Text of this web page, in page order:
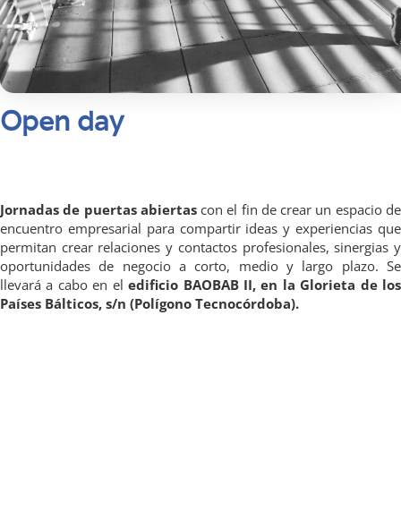
Open day
Jornadas de puertas abiertascon el fin de crear un espacio de
encuentro empresarial para compartir ideas y experiencias que
permitan crear relaciones y contactos profesionales, sinergias y
oportunidades de negocio a corto, medio y largo plazo. Se
llevará a cabo en eledificio BAOBAB II, en la Glorieta de los
Países Bálticos, s/n (Polígono Tecnocórdoba).